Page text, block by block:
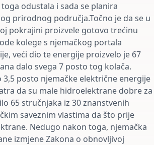
odustala i sada se planira
prirodnog područja.Točno je da se u
pokrajini proizvele gotovo trećinu
kolege s njemačkog portala
veći dio te energije proizvelo je 67
dalo svega 7 posto tog kolača.
posto njemačke električne energije
da su male hidroelektrane dobre za
65 stručnjaka iz 30 znanstvenih
saveznim vlastima da što prije
Nedugo nakon toga, njemačka
izmjene Zakona o obnovljivoj